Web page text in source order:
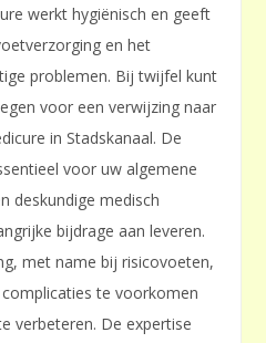
werkt hygiënisch en geeft
en het
problemen. Bij twijfel kunt
voor een verwijzing naar
in Stadskanaal. De
voor uw algemene
deskundige medisch
bijdrage aan leveren.
met name bij risicovoeten,
te voorkomen
verbeteren. De expertise